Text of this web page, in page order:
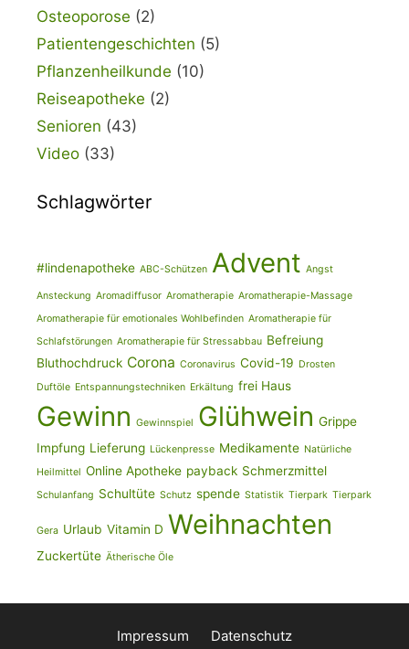
Osteoporose (2)
Patientengeschichten (5)
Pflanzenheilkunde (10)
Reiseapotheke (2)
Senioren (43)
Video (33)
Schlagwörter
#lindenapotheke ABC-Schützen Advent Angst
Ansteckung Aromadiffusor Aromatherapie Aromatherapie-Massage
Aromatherapie für emotionales Wohlbefinden Aromatherapie für
Schlafstörungen Aromatherapie für Stressabbau Befreiung
Bluthochdruck Corona Coronavirus Covid-19 Drosten
Duftöle Entspannungstechniken Erkältung frei Haus
Gewinn Gewinnspiel Glühwein Grippe
Impfung Lieferung Lückenpresse Medikamente Natürliche
Heilmittel Online Apotheke payback Schmerzmittel
Schulanfang Schultüte Schutz spende Statistik Tierpark Tierpark
Gera Urlaub Vitamin D Weihnachten
Zuckertüte Ätherische Öle
Impressum Datenschutz